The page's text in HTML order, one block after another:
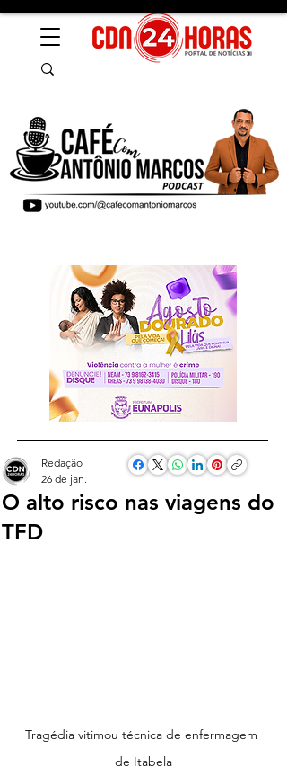
O alto risco nas viagens do
TFD
Redação
26 de jan.
Tragédia vitimou técnica de enfermagem
de Itabela